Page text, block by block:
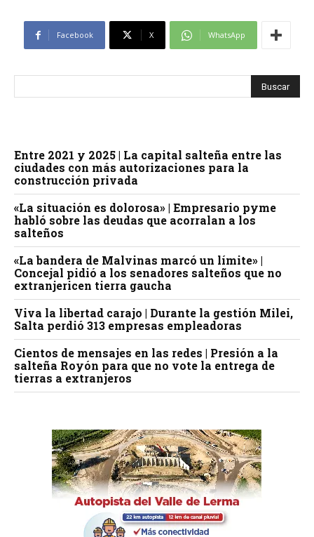
Facebook X WhatsApp
Entre 2021 y 2025 | La capital salteña entre las
ciudades con más autorizaciones para la
construcción privada
«La situación es dolorosa» | Empresario pyme
habló sobre las deudas que acorralan a los
salteños
«La bandera de Malvinas marcó un límite» |
Concejal pidió a los senadores salteños que no
extranjericen tierra gaucha
Viva la libertad carajo | Durante la gestión Milei,
Salta perdió 313 empresas empleadoras
Cientos de mensajes en las redes | Presión a la
salteña Royón para que no vote la entrega de
tierras a extranjeros